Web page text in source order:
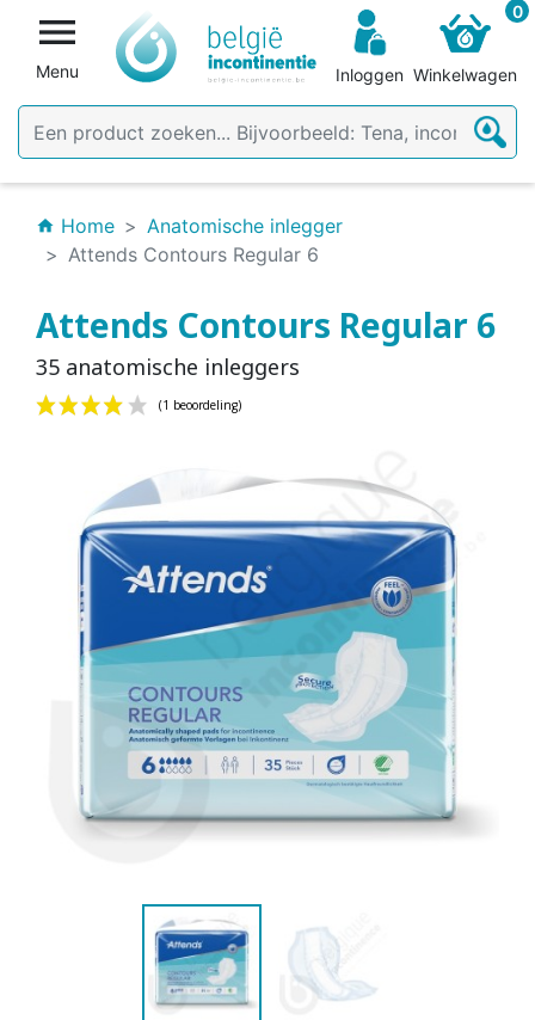

Menu Inloggen
0
Winkelwagen
home Home
Anatomische inlegger
Attends Contours Regular 6
Attends Contours Regular 6
35 anatomische inleggers
(1 beoordeling)